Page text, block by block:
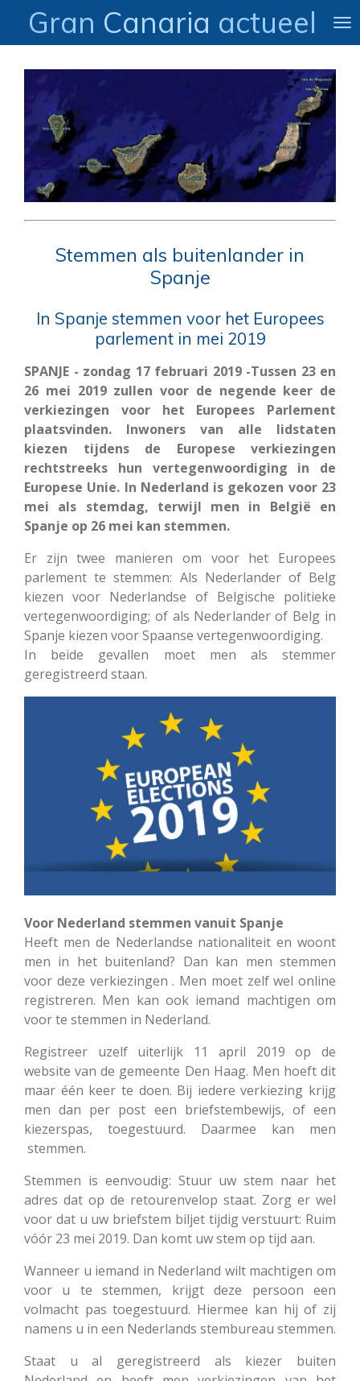
direct
hoofdinhoud
Gran Canaria actueel
Stemmen als buitenlander in
Spanje
In Spanje stemmen voor het Europees
parlement in mei 2019
SPANJE - zondag 17 februari 2019 -Tussen 23 en
26 mei 2019 zullen voor de negende keer de
verkiezingen voor het Europees Parlement
plaatsvinden. Inwoners van alle lidstaten
kiezen tijdens de Europese verkiezingen
rechtstreeks hun vertegenwoordiging in de
Europese Unie. In Nederland is gekozen voor 23
mei als stemdag, terwijl men in België en
Spanje op 26 mei kan stemmen.
Er zijn twee manieren om voor het Europees
parlement te stemmen: Als Nederlander of Belg
kiezen voor Nederlandse of Belgische politieke
vertegenwoordiging; of als Nederlander of Belg in
Spanje kiezen voor Spaanse vertegenwoordiging.
In beide gevallen moet men als stemmer
geregistreerd staan.
Voor Nederland stemmen vanuit Spanje
Heeft men de Nederlandse nationaliteit en woont
men in het buitenland? Dan kan men stemmen
voor deze verkiezingen . Men moet zelf wel online
registreren. Men kan ook iemand machtigen om
voor te stemmen in Nederland.
Registreer uzelf uiterlijk 11 april 2019 op de
website van de gemeente Den Haag. Men hoeft dit
maar één keer te doen. Bij iedere verkiezing krijg
men dan per post een briefstembewijs, of een
kiezerspas, toegestuurd. Daarmee kan men
stemmen.
Stemmen is eenvoudig: Stuur uw stem naar het
adres dat op de retourenvelop staat. Zorg er wel
voor dat u uw briefstem biljet tijdig verstuurt: Ruim
vóór 23 mei 2019. Dan komt uw stem op tijd aan.
Wanneer u iemand in Nederland wilt machtigen om
voor u te stemmen, krijgt deze persoon een
volmacht pas toegestuurd. Hiermee kan hij of zij
namens u in een Nederlands stembureau stemmen.
Staat u al geregistreerd als kiezer buiten